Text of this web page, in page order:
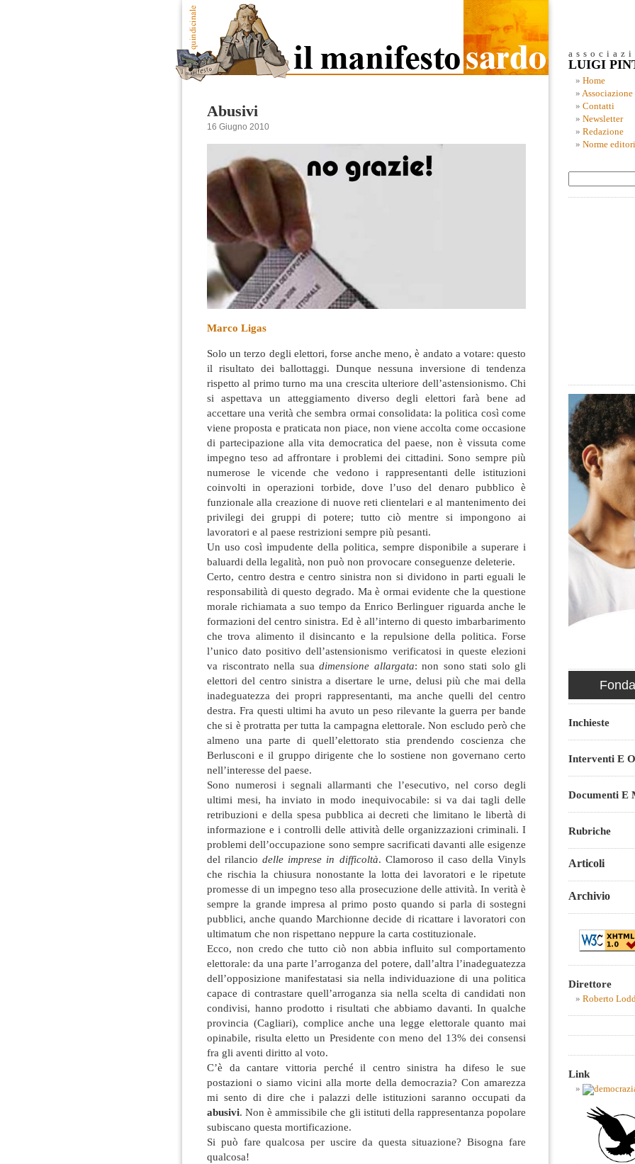
Abusivi
16 Giugno 2010
Marco Ligas
Solo un terzo degli elettori, forse anche meno, è andato a votare: questo
il risultato dei ballottaggi. Dunque nessuna inversione di tendenza
rispetto al primo turno ma una crescita ulteriore dell’astensionismo. Chi
si aspettava un atteggiamento diverso degli elettori farà bene ad
accettare una verità che sembra ormai consolidata: la politica così come
viene proposta e praticata non piace, non viene accolta come occasione
di partecipazione alla vita democratica del paese, non è vissuta come
impegno teso ad affrontare i problemi dei cittadini. Sono sempre più
numerose le vicende che vedono i rappresentanti delle istituzioni
coinvolti in operazioni torbide, dove l’uso del denaro pubblico è
funzionale alla creazione di nuove reti clientelari e al mantenimento dei
privilegi dei gruppi di potere; tutto ciò mentre si impongono ai
lavoratori e al paese restrizioni sempre più pesanti.
Un uso così impudente della politica, sempre disponibile a superare i
baluardi della legalità, non può non provocare conseguenze deleterie.
Certo, centro destra e centro sinistra non si dividono in parti eguali le
responsabilità di questo degrado. Ma è ormai evidente che la questione
morale richiamata a suo tempo da Enrico Berlinguer riguarda anche le
formazioni del centro sinistra. Ed è all’interno di questo imbarbarimento
che trova alimento il disincanto e la repulsione della politica. Forse
l’unico dato positivo dell’astensionismo verificatosi in queste elezioni
va riscontrato nella sua dimensione allargata: non sono stati solo gli
elettori del centro sinistra a disertare le urne, delusi più che mai della
inadeguatezza dei propri rappresentanti, ma anche quelli del centro
destra. Fra questi ultimi ha avuto un peso rilevante la guerra per bande
che si è protratta per tutta la campagna elettorale. Non escludo però che
almeno una parte di quell’elettorato stia prendendo coscienza che
Berlusconi e il gruppo dirigente che lo sostiene non governano certo
nell’interesse del paese.
Sono numerosi i segnali allarmanti che l’esecutivo, nel corso degli
ultimi mesi, ha inviato in modo inequivocabile: si va dai tagli delle
retribuzioni e della spesa pubblica ai decreti che limitano le libertà di
informazione e i controlli delle attività delle organizzazioni criminali. I
problemi dell’occupazione sono sempre sacrificati davanti alle esigenze
del rilanciodelle imprese in difficoltà. Clamoroso il caso della Vinyls
che rischia la chiusura nonostante la lotta dei lavoratori e le ripetute
promesse di un impegno teso alla prosecuzione delle attività. In verità è
sempre la grande impresa al primo posto quando si parla di sostegni
pubblici, anche quando Marchionne decide di ricattare i lavoratori con
ultimatum che non rispettano neppure la carta costituzionale.
Ecco, non credo che tutto ciò non abbia influito sul comportamento
elettorale: da una parte l’arroganza del potere, dall’altra l’inadeguatezza
dell’opposizione manifestatasi sia nella individuazione di una politica
capace di contrastare quell’arroganza sia nella scelta di candidati non
condivisi, hanno prodotto i risultati che abbiamo davanti. In qualche
provincia (Cagliari), complice anche una legge elettorale quanto mai
opinabile, risulta eletto un Presidente con meno del 13% dei consensi
fra gli aventi diritto al voto.
C’è da cantare vittoria perché il centro sinistra ha difeso le sue
postazioni o siamo vicini alla morte della democrazia? Con amarezza
mi sento di dire che i palazzi delle istituzioni saranno occupati da
abusivi. Non è ammissibile che gli istituti della rappresentanza popolare
subiscano questa mortificazione.
Si può fare qualcosa per uscire da questa situazione? Bisogna fare
qualcosa!
LUIGI
Home
Associazione
Contatti
Newsletter
Redazione
Norme
Inchieste
Interventi E
Documenti E
Rubriche
Articoli
Archivio
Direttore
Roberto
Link